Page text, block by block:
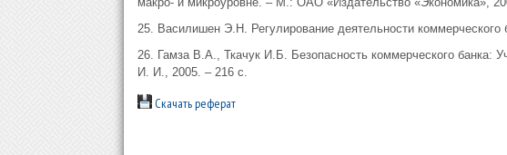
25. Василишен Э.Н. Регулирование деятельности
26. Гамза В.А., Ткачук И.Б. Безопасность коммерческого банка:
И. И., 2005. – 216 с.
Скачать реферат